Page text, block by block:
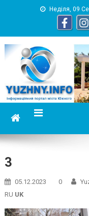
Неділя, 09
информационный
3
05.12.2023 0
RU UK